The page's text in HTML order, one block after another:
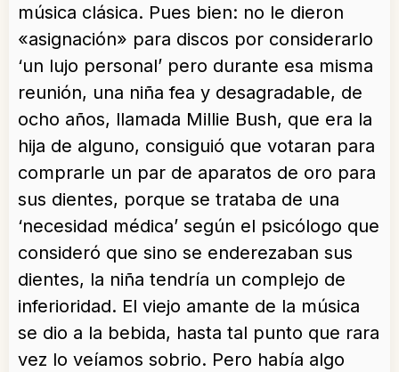
música clásica. Pues bien: no le dieron
«asignación» para discos por considerarlo
‘un lujo personal’ pero durante esa misma
reunión, una niña fea y desagradable, de
ocho años, llamada Millie Bush, que era la
hija de alguno, consiguió que votaran para
comprarle un par de aparatos de oro para
sus dientes, porque se trataba de una
‘necesidad médica’ según el psicólogo que
consideró que sino se enderezaban sus
dientes, la niña tendría un complejo de
inferioridad. El viejo amante de la música
se dio a la bebida, hasta tal punto que rara
vez lo veíamos sobrio. Pero había algo